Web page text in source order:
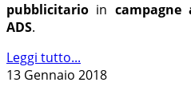
pubblicitario in campagne
ADS.
Leggi tutto...
13 Gennaio 2018